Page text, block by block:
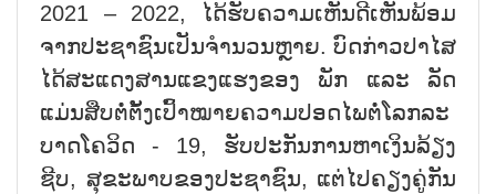
2021 – 2022, ໄດ້ຮັບຄວາມເຫັນດີເຫັນພ້ອມ
ຈາກປະຊາຊົນເປັນຈຳນວນຫຼາຍ. ບົດກ່າວປາໄສ
ໄດ້ສະແດງສານແຂງແຮງຂອງ ພັກ ແລະ ລັດ
ແມ່ນສືບຕໍ່ຕັ້ງເປົ້າໝາຍຄວາມປອດໄພຕໍ່ໂລກລະ
ບາດໂຄວິດ - 19, ຮັບປະກັນການຫາເງິນລ້ຽງ
ຊີບ, ສຸຂະພາບຂອງປະຊາຊົນ, ແຕ່ໄປຄຽງຄູ່ກັນ